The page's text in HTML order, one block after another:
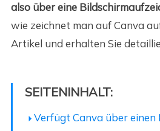
also über eine
wie zeichnet man auf Canva
Artikel und erhalten Sie
SEITENINHALT:
Verfügt Canva über einen